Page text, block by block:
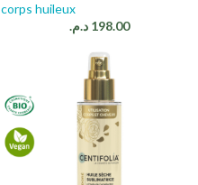
corps huileux
198.00 د.م.